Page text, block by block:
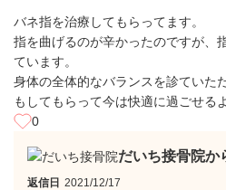
バネ指を治療してもらってます。
指を曲げるのが辛かったのですが、
ています。
身体の全体的なバランスを診ていた
もしてもらって今は快適に過ごせる
0
だいち接骨院か
返信日 2021/12/17